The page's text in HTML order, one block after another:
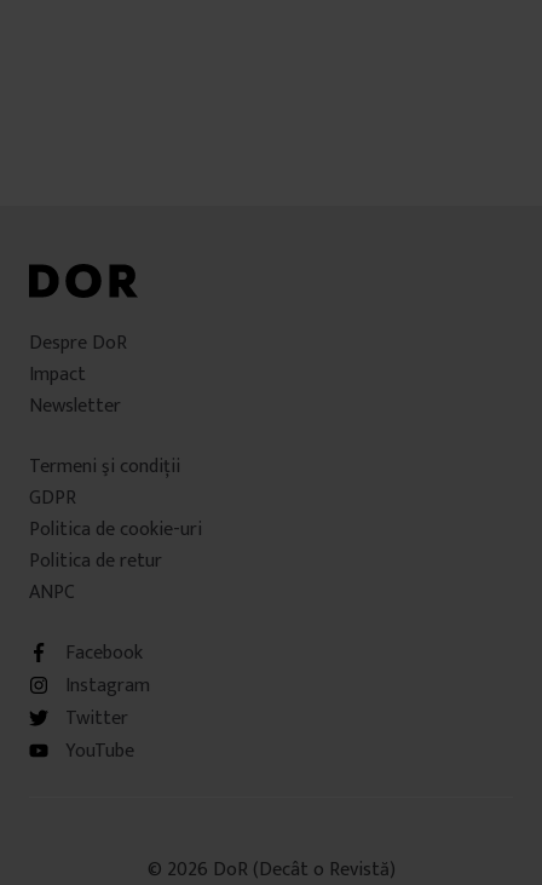
Despre DoR
Impact
Newsletter
Termeni şi condiţii
GDPR
Politica de cookie-uri
Politica de retur
ANPC
Facebook
Instagram
Twitter
YouTube
© 2026 DoR (Decât o Revistă)